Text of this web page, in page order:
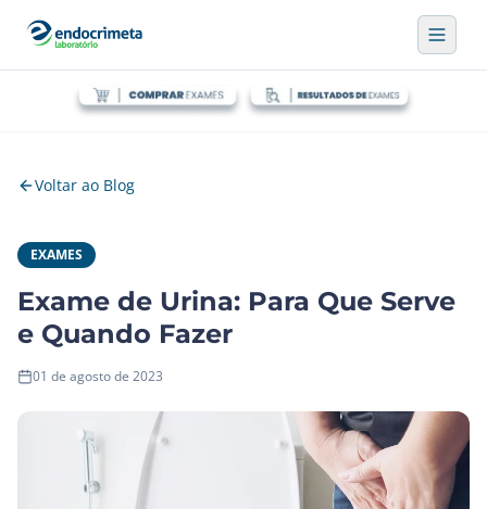
Voltar ao Blog
EXAMES
Exame de Urina: Para Que Serve
e Quando Fazer
01 de agosto de 2023